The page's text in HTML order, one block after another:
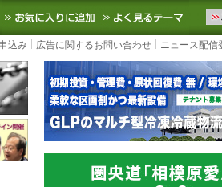
の最新の物流ニュースをお届けし
お気に入りに追加 よ
込み 広告に関するお問い合わせ ニュース配信